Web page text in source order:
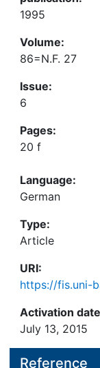
1995
Volume:
86=N.F. 27
Issue:
6
Pages:
20 f
Language:
German
Type:
Article
URI:
https://fis.uni-
Activation
July 13, 2015
Reference